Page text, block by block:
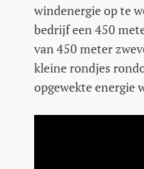
windenergie op te
bedrijf een 450
van 450 meter
kleine rondjes
opgewekte energie